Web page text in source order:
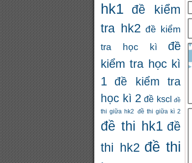
hk1
đề kiểm
tra hk2 đề kiểm
tra học kì
đề
kiểm tra học kì
1
đề kiểm tra
học kì 2 đề kscl đề
thi giữa hk2 đề thi giữa kì 2
đề thi hk1 đề
thi hk2 đề thi